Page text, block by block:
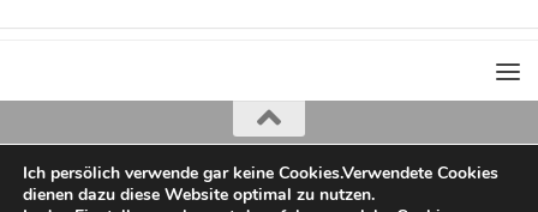
Iris Greiner
copyright 2022
Ich persölich verwende gar keine Cookies.Verwendete Cookies
dienen dazu diese Website optimal zu nutzen.